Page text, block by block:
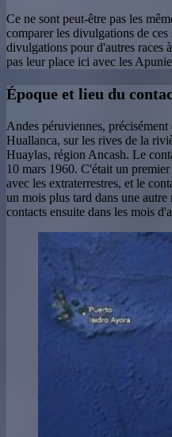
Ce ne sont peut-être pas les
comparer les divulgations de
divulgations pour d'autres races
pas leur place ici avec les
Époque et lieu du
Andes péruviennes,
Huallanca, sur les rives de la
Huaylas, région Ancash. Le
10 mars 1960. C'était un
avec les extraterrestres, et le
un mois plus tard dans une
contacts ensuite dans les mois